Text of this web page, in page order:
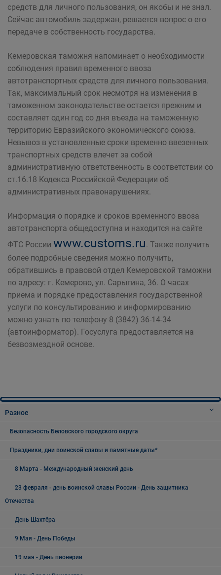
средств для личного пользования, он якобы и не знал.
Сейчас автомобиль задержан, решается вопрос о его
передаче в собственность государства.
Кемеровская таможня напоминает о необходимости
соблюдения правил временного ввоза
автотранспортных средств для личного пользования.
Так, максимальный срок несмотря на изменения в
таможенном законодательстве остается прежним и
составляет один год со дня въезда на таможенную
территорию Евразийского экономического союза.
Невывоз в установленные сроки временно ввезенных
транспортных средств влечет за собой
административную ответственность в соответствии со
ст.16.18 Кодекса Российской Федерации об
административных правонарушениях.
Информация о порядке и сроков временного ввоза
автотранспорта общедоступна и находится на сайте
ФТС России www.customs.ru. Также получить
более подробные сведения можно получить,
обратившись в правовой отдел Кемеровской таможни
по адресу: г. Кемерово, ул. Сарыгина, 36. О часах
приема и порядке предоставления государственной
услуги по консультированию и информированию
можно узнать по телефону 8 (3842) 36-14-34
(автоинформатор). Госуслуга предоставляется на
безвозмездной основе.
Разное
Безопасность Беловского городского округа
Праздники, дни воинской славы и памятные даты*
8 Марта - Международный женский день
23 февраля - день воинской славы России - День защитника
Отечества
День Шахтёра
9 Мая - День Победы
19 мая - День пионерии